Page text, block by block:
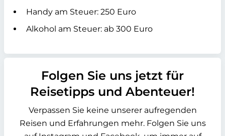
Handy am Steuer: 250 Euro
Alkohol am Steuer: ab 300 Euro
Folgen Sie uns jetzt für
Reisetipps und Abenteuer!
Verpassen Sie keine unserer aufregenden
Reisen und Erfahrungen mehr. Folgen Sie uns